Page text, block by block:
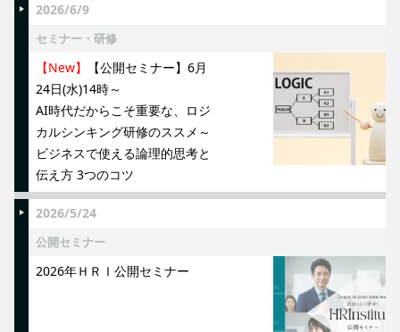
2026/6/9
セミナー・研修
【New】
【公開セミナー】6月
24日(水)14時～
AI時代だからこそ重要な、ロジ
カルシンキング研修のススメ～
ビジネスで使える論理的思考と
伝え方 3つのコツ
2026/5/24
公開セミナー
2026年ＨＲＩ公開セミナー